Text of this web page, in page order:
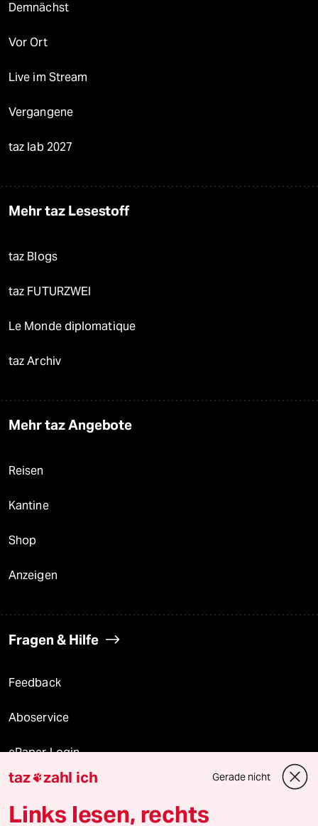
Demnächst
Vor Ort
Live im Stream
Vergangene
taz lab 2027
Mehr taz Lesestoff
taz Blogs
taz FUTURZWEI
Le Monde diplomatique
taz Archiv
Mehr taz Angebote
Reisen
Kantine
Shop
Anzeigen
Fragen & Hilfe
Feedback
Aboservice
ePaper Login
Downloads für Abonnierende
taz zahl ich Gerade nicht
Links lesen, rechts